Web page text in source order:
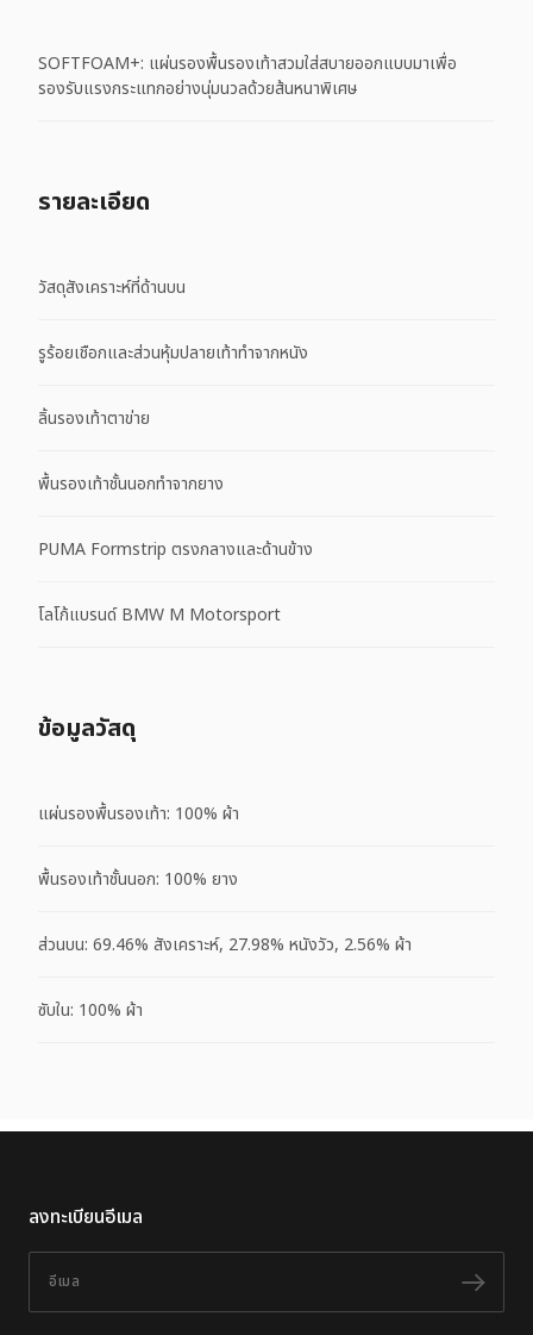
SOFTFOAM+: แผ่นรองพื้นรองเท้าสวมใส่สบายออกแบบมาเพื่อ
รองรับแรงกระแทกอย่างนุ่มนวลด้วยส้นหนาพิเศษ
รายละเอียด
วัสดุสังเคราะห์ที่ด้านบน
รูร้อยเชือกและส่วนหุ้มปลายเท้าทำจากหนัง
ลิ้นรองเท้าตาข่าย
พื้นรองเท้าชั้นนอกทำจากยาง
PUMA Formstrip ตรงกลางและด้านข้าง
โลโก้แบรนด์ BMW M Motorsport
ข้อมูลวัสดุ
แผ่นรองพื้นรองเท้า: 100% ผ้า
พื้นรองเท้าชั้นนอก: 100% ยาง
ส่วนบน: 69.46% สังเคราะห์, 27.98% หนังวัว, 2.56% ผ้า
ซับใน: 100% ผ้า
ลงทะเบียนอีเมล
ติดต